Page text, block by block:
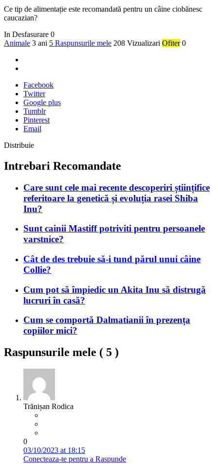
Ce tip de alimentație este recomandată pentru un câine ciobănesc
caucazian?
In Desfasurare 0
Animale 3 ani 5 Raspunsurile mele 208 Vizualizari Ofiter 0
Facebook
Twitter
Google plus
Tumblr
Pinterest
Email
Distribuie
Intrebari Recomandate
Care sunt cele mai recente descoperiri științifice
referitoare la genetică și evoluția rasei Shiba
Inu?
Sunt cainii Mastiff potriviti pentru persoanele
varstnice?
Cât de des trebuie să-i tund părul unui câine
Collie?
Cum pot să împiedic un Akita Inu să distrugă
lucruri în casă?
Cum se comportă Dalmatianii în prezența
copiilor mici?
Raspunsurile mele ( 5 )
Trănișan Rodica
0
03/10/2023 at 18:15
Conecteaza-te pentru a Raspunde